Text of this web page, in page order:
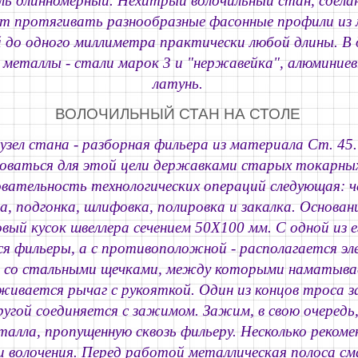
протягивать разнообразные фасонные профили из
одного миллиметра практически любой длины. В
- стали марок 3 и "нержавейка",
латунь.
ВОЛОЧИЛЬНЫЙ СТАН НА СТОЛЕ
стана - разборная фильера из материала Ст.
для этой цели державками старых
технологических операций следующая:
подгонка, шлифовка, полировка и закалка.
кусок швеллера сечением 50X100 мм. С одной из
фильеры, а с противоположной - располагается
со стальными щечками, между которыми
рычаг с рукояткой. Один из концов троса
соединяется с зажимом. Зажим, в свою
пропущенную сквозь фильеру. Несколько
волочения. Перед работой металлическая полоса